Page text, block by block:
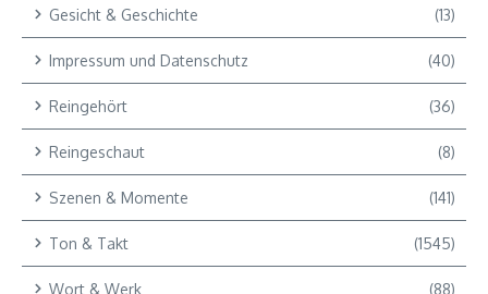
Gesicht & Geschichte (13)
Impressum und Datenschutz (40)
Reingehört (36)
Reingeschaut (8)
Szenen & Momente (141)
Ton & Takt (1545)
Wort & Werk (88)